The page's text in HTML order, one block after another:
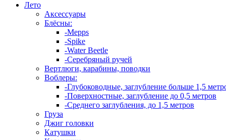
Лето
Аксессуары
Блёсны:
-Mepps
-Spike
-Water Beetle
-Серебряный ручей
Вертлюги, карабины, поводки
Воблеры:
-Глубоководные, заглубление больше 1,5
-Поверхностные, заглубление до 0,5 метров
-Среднего заглубления, до 1,5 метров
Груза
Джиг головки
Катушки